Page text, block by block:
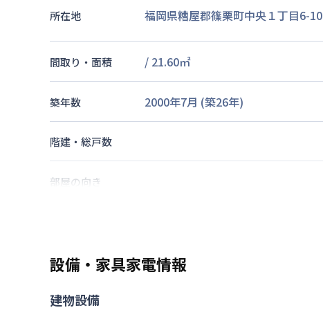
所在地 福岡県糟屋郡篠栗町中央１丁目6-10
間取り・面積 / 21.60㎡
築年数 2000年7月 (築26年)
階建・総戸数
部屋の向き
駐車場
設備・家具家電情報
建物設備